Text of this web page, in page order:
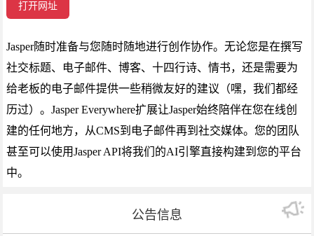
打开网址
Jasper随时准备与您随时随地进行创作协作。无论您是在撰写
社交标题、电子邮件、博客、十四行诗、情书，还是需要为
给老板的电子邮件提供一些稍微友好的建议（嘿，我们都经
历过）。Jasper Everywhere扩展让Jasper始终陪伴在您在线创
建的任何地方，从CMS到电子邮件再到社交媒体。您的团队
甚至可以使用Jasper API将我们的AI引擎直接构建到您的平台
中。
公告信息